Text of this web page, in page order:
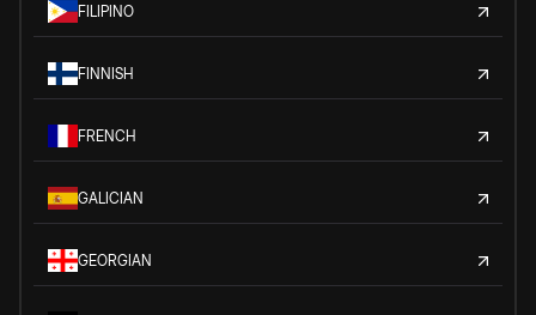
FILIPINO
FINNISH
FRENCH
GALICIAN
GEORGIAN